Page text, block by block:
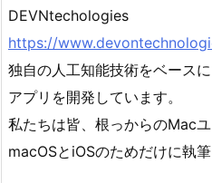
DEVNtechologies
https://
独自の人工知能技術をベース
アプリを開発しています。
私たちは皆、根っからのMac
macOSとiOSのためだけに執筆